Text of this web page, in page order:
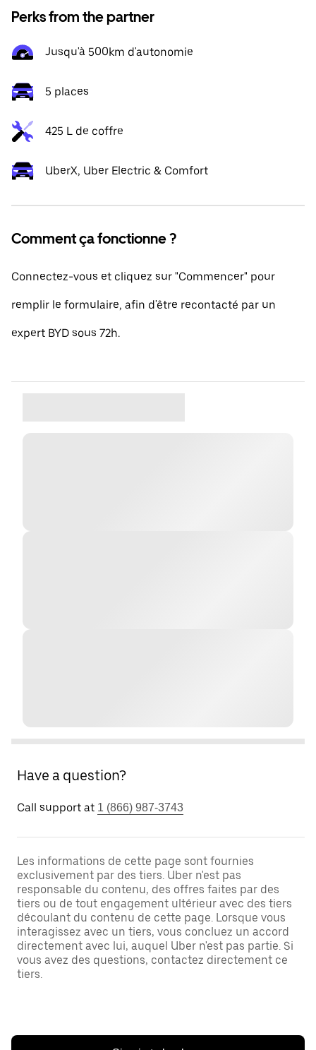
Perks from the partner
Jusqu'à 500km d'autonomie
5 places
425 L de coffre
UberX, Uber Electric & Comfort
Comment ça fonctionne ?
Connectez-vous et cliquez sur "Commencer" pour
remplir le formulaire, afin d'être recontacté par un
expert BYD sous 72h.
Have a question?
Call support at 1 (866) 987-3743
Les informations de cette page sont fournies
exclusivement par des tiers. Uber n'est pas
responsable du contenu, des offres faites par des
tiers ou de tout engagement ultérieur avec des tiers
découlant du contenu de cette page. Lorsque vous
interagissez avec un tiers, vous concluez un accord
directement avec lui, auquel Uber n'est pas partie. Si
vous avez des questions, contactez directement ce
tiers.